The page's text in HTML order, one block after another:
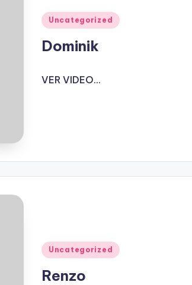
Publicado
Uncategorized
Dominik
VER VIDEO...
Publicado
Uncategorized
Renzo